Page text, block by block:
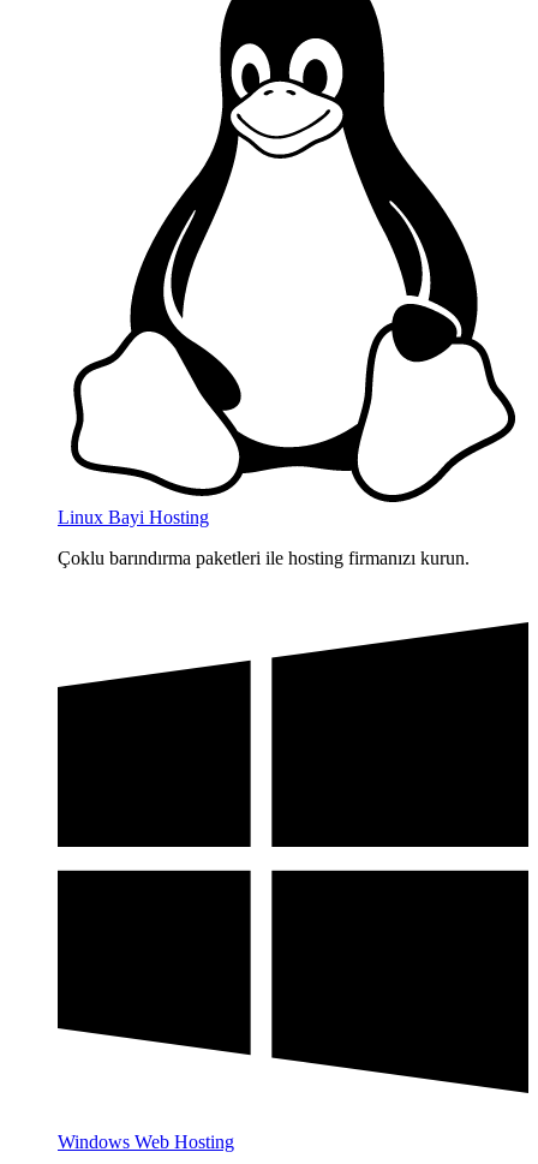
Linux Bayi Hosting
Çoklu barındırma paketleri ile hosting firmanızı kurun.
Windows Web Hosting